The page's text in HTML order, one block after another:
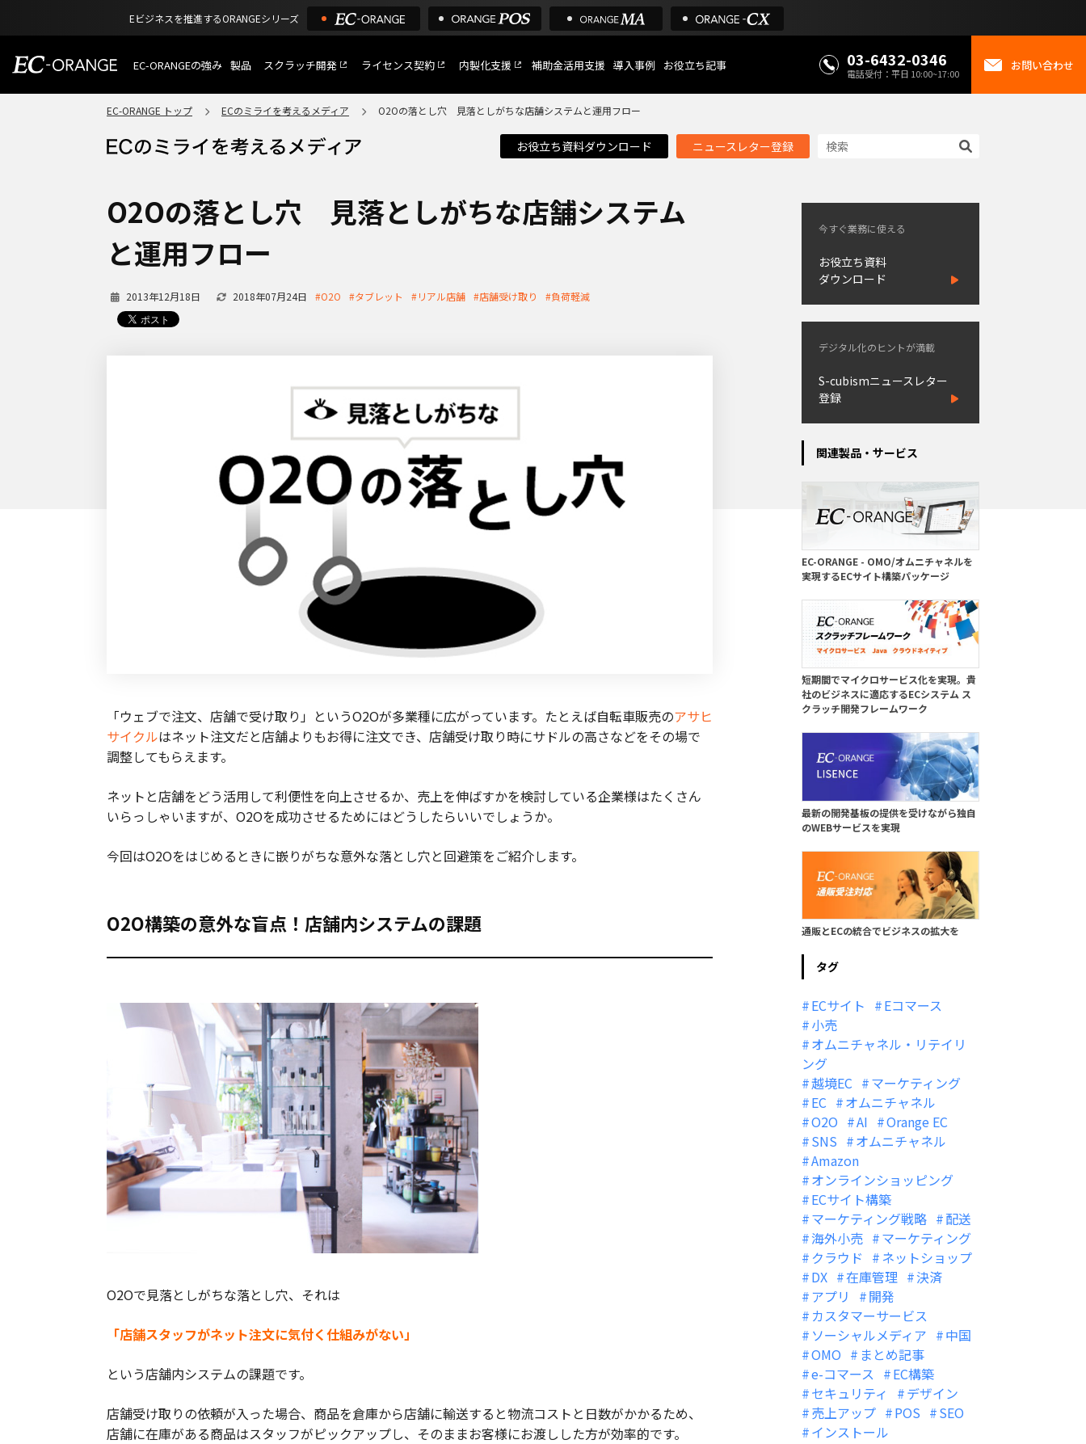
Eビジネスを推進するORANGEシリーズ
EC-ORANGEの強み
選ばれる理由
ECサイトのリプレイス
機能一覧
外部サービス連携
インフラ環境・サポート
製品
特長
ショッピングモール型 EC
通販受注対応
ECと通販の連動を可能に
EC運用支援
スクラッチ開発 ライセンス契約 内製化支援 補助金活用支援 導入事例 お役立ち記事 03-6432-0346
電話受付：平日 10:00~17:00
お問い合わせ
EC-ORANGE トップ ECのミライを考えるメディア O2Oの落とし穴 見落としがちな店舗システムと運用フロー
お役立ち資料ダウンロード ニュースレター登録
O2Oの落とし穴 見落としがちな店舗システム
と運用フロー
2013年12月18日 2018年07月24日 #O2O #タブレット #リアル店舗 #店舗受け取り #負荷軽減
「ウェブで注文、店舗で受け取り」というO2Oが多業種に広がっています。たとえば自転車販売のアサヒ
サイクルはネット注文だと店舗よりもお得に注文でき、店舗受け取り時にサドルの高さなどをその場で
調整してもらえます。
ネットと店舗をどう活用して利便性を向上させるか、売上を伸ばすかを検討している企業様はたくさん
いらっしゃいますが、O2Oを成功させるためにはどうしたらいいでしょうか。
今回はO2Oをはじめるときに嵌りがちな意外な落とし穴と回避策をご紹介します。
O2O構築の意外な盲点！店舗内システムの課題
O2Oで見落としがちな落とし穴、それは
「店舗スタッフがネット注文に気付く仕組みがない」
という店舗内システムの課題です。
店舗受け取りの依頼が入った場合、商品を倉庫から店舗に輸送すると物流コストと日数がかかるため、
店舗に在庫がある商品はスタッフがピックアップし、そのままお客様にお渡しした方が効率的です。
今すぐ業務に使える
お役立ち資料
ダウンロード
デジタル化のヒントが満載
S-cubismニュースレター
登録
関連製品・サービス
EC-ORANGE - OMO/オムニチャネルを
実現するECサイト構築パッケージ
短期間でマイクロサービス化を実現。貴
社のビジネスに適応するECシステム ス
クラッチ開発フレームワーク
最新の開発基板の提供を受けながら独自
のWEBサービスを実現
通販とECの統合でビジネスの拡大を
タグ
ECサイト
Eコマース
小売
オムニチャネル・リテイリ
ング
越境EC
マーケティング
EC
オムニチャネル
O2O
AI
Orange EC
SNS
オムニチャネル
Amazon
オンラインショッピング
ECサイト構築
マーケティング戦略
配送
海外小売
マーケティング
クラウド
ネットショップ
DX
在庫管理
決済
アプリ
開発
カスタマーサービス
ソーシャルメディア
中国
OMO
まとめ記事
e-コマース
EC構築
セキュリティ
デザイン
売上アップ
POS
SEO
インストール